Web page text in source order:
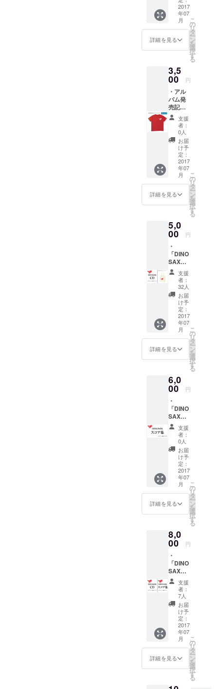
で、本
多俊之
氏が着
ているT
シャツ
を再現
したデ
です。
身丈：
71 身
幅：
53 身
長目
安：
175〜
180cm
2017
年07
月
詳細を見る
こ
の
リ
タ
ー
ン
を
選
択
す
る
3,5
00 円
・アル
バム発
売記念T
シャツ
（XLサ
イズ）
アルバ
ムジャ
ケット
で、本
多俊之
氏が着
ているT
シャツ
を再現
したデ
です。
身丈：
74 身
幅：
56 身
長目
安：
180〜
185cm
支援
者：
0人
お届
け予
定：
2017
年07
月
詳細を見る
こ
の
リ
タ
ー
ン
を
選
択
す
る
5,0
00 円
・
「DINO
SAX」
本多俊
之 直筆
サイン
入りCD
（※カ
バービ
ニール
は開封
済みに
なって
しまい
ますの
でご了
い） ・
アルバ
ム発売
記念ロ
ゴ入り
トート
バッグ
W360x
H370x
D110m
m（船
底）
支援
者：
32人
お届
け予
定：
2017
年07
月
詳細を見る
こ
の
リ
タ
ー
ン
を
選
択
す
る
6,0
00 円
・
「DINO
SAX」
本多俊
之 直筆
サイン
入り ス
コア集
アルバ
ムに収
録され
る全11
曲のス
コア
を、１
冊にま
楽譜集
です。
（※パー
ト譜は
付いて
おりま
せ
ん。）
支援
者：
0人
お届
け予
定：
2017
年07
月
詳細を見る
こ
の
リ
タ
ー
ン
を
選
択
す
る
8,0
00 円
・
「DINO
SAX」
本多俊
之 直筆
サイン
入り CD
（※カ
バービ
ニール
は開封
済みに
なって
しまい
ますの
でご了
支援
者：
7人
お届
け予
定：
2017
年07
月
詳細を見る
こ
の
リ
タ
ー
ン
を
選
択
す
る